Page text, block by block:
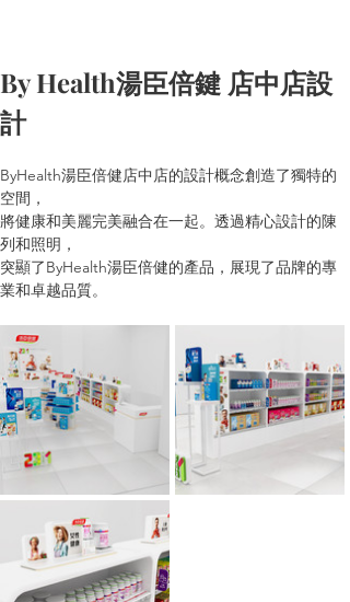
By Health湯臣倍鍵 店中店設
計
ByHealth湯臣倍健店中店的設計概念創造了獨特的
空間，
將健康和美麗完美融合在一起。透過精心設計的陳
列和照明，
突顯了ByHealth湯臣倍健的產品，展現了品牌的專
業和卓越品質。